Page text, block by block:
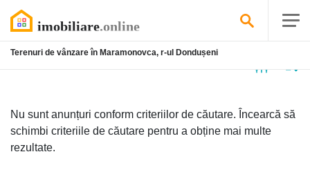
Terenuri de vânzare în Maramonovca, r-ul Dondușeni
Nu sunt anunțuri conform criteriilor de căutare. Încearcă să
schimbi criteriile de căutare pentru a obține mai multe
rezultate.